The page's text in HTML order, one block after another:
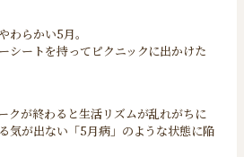
わらかい5月。
シートを持ってピクニックに出かけた
クが終わると生活リズムが乱れがちに
気が出ない「5月病」のような状態に陥